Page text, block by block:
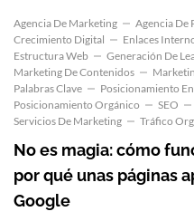
Agencia De Marketing Agencia De
Crecimiento Digital
Enlaces
Estructura Web
Generación De
Marketing De Contenidos
Palabras Clave
Posicionamiento
Posicionamiento Orgánico
SEO
Servicios De Marketing
Tráfico
No es magia: cómo
por qué unas páginas
Google